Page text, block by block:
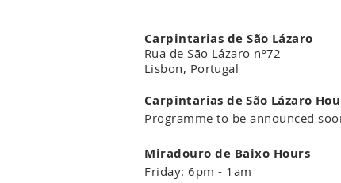
Carpintarias de São Lázaro
Rua de São Lázaro nº72
Lisbon, Portugal
Carpintarias de São Lázaro
Programme to be announced
Miradouro de Baixo Hours
Friday: 6pm - 1am